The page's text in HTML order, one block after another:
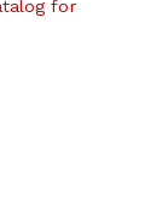
for